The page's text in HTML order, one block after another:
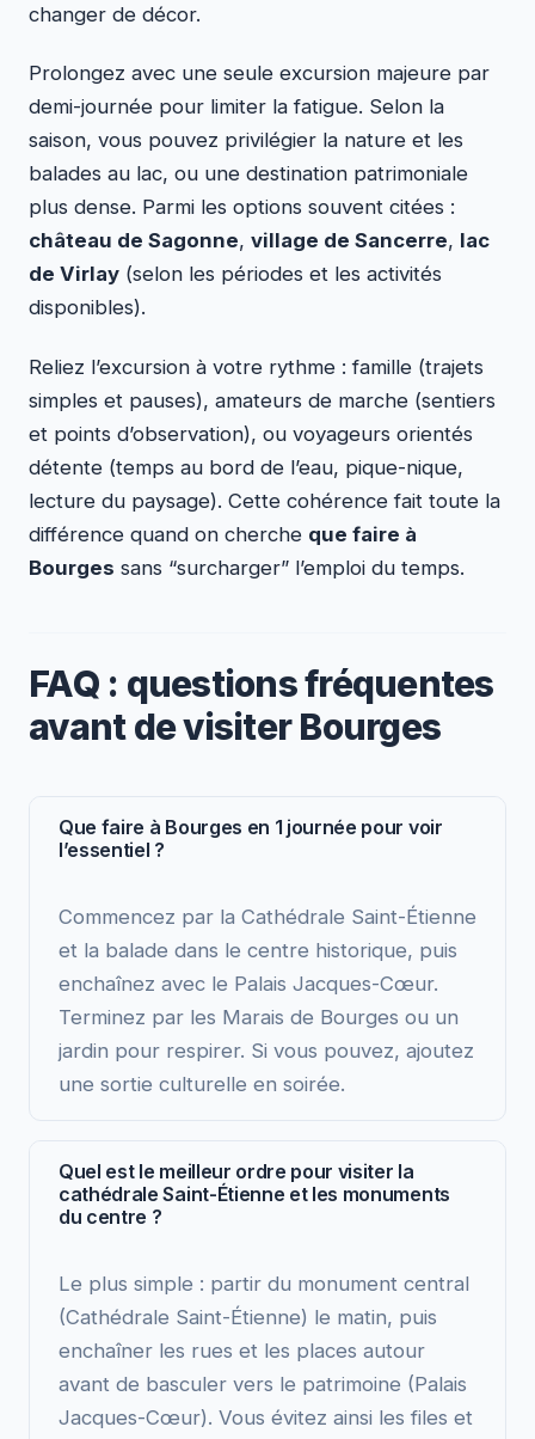
changer de décor.
Prolongez avec une seule excursion majeure par
demi-journée pour limiter la fatigue. Selon la
saison, vous pouvez privilégier la nature et les
balades au lac, ou une destination patrimoniale
plus dense. Parmi les options souvent citées :
château de Sagonne, village de Sancerre, lac
de Virlay (selon les périodes et les activités
disponibles).
Reliez l’excursion à votre rythme : famille (trajets
simples et pauses), amateurs de marche (sentiers
et points d’observation), ou voyageurs orientés
détente (temps au bord de l’eau, pique-nique,
lecture du paysage). Cette cohérence fait toute la
différence quand on cherche que faire à
Bourges sans “surcharger” l’emploi du temps.
FAQ : questions fréquentes
avant de visiter Bourges
Que faire à Bourges en 1 journée pour voir
l’essentiel ?
Commencez par la Cathédrale Saint-Étienne
et la balade dans le centre historique, puis
enchaînez avec le Palais Jacques-Cœur.
Terminez par les Marais de Bourges ou un
jardin pour respirer. Si vous pouvez, ajoutez
une sortie culturelle en soirée.
Quel est le meilleur ordre pour visiter la
cathédrale Saint-Étienne et les monuments
du centre ?
Le plus simple : partir du monument central
(Cathédrale Saint-Étienne) le matin, puis
enchaîner les rues et les places autour
avant de basculer vers le patrimoine (Palais
Jacques-Cœur). Vous évitez ainsi les files et